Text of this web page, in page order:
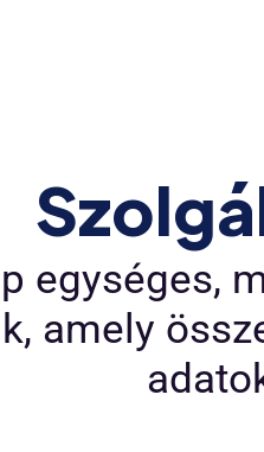
egységes,
amely